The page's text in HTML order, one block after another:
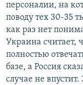
персоналии, на
поводу тех 30-35
как раз нет
Украина считает,
полностью
базе, а Россия
случае не